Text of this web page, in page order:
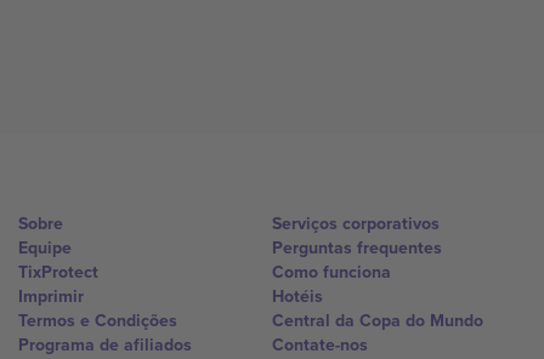
Sobre
Equipe
TixProtect
Imprimir
Termos e Condições
Programa de afiliados
Serviços corporativos
Perguntas frequentes
Como funciona
Hotéis
Central da Copa do Mundo
Contate-nos